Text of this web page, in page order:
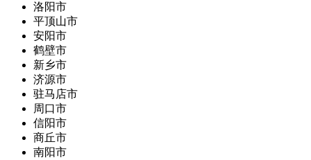
洛阳市
平顶山市
安阳市
鹤壁市
新乡市
济源市
驻马店市
周口市
信阳市
商丘市
南阳市